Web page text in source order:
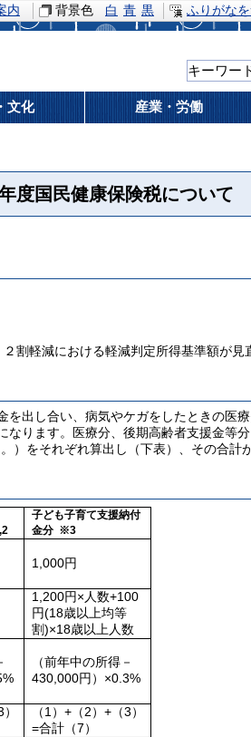
内 背景色 白 青 黒 ふりがな
文化 産業・労働
度国民健康保険税について
割軽減における軽減判定所得基準額が見
出し合い、病気やケガをしたときの医
なります。医療分、後期高齢者支援金等
）をそれぞれ算出し（下表）、その合計
子ども子育て支援納付
金分 ※3
1,000円
1,200円×人数+100
円(18歳以上均等
割)×18歳以上人数
（前年中の所得－
430,000円）×0.3%
（1）+（2）+（3）
=合計（7）